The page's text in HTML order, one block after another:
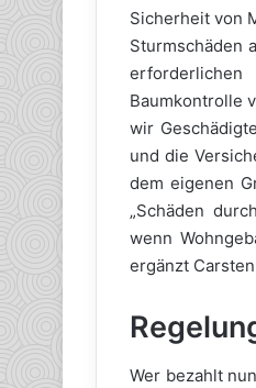
Sicherheit von
Sturmschäden
Baumkontrolle
wir
und die
dem eigenen
„Schäden
wenn
ergänzt
Wer bezahlt